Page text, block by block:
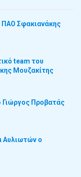
ΠΑΟ Σφακιανάκης
team του
Μουζακίτης
Γιώργος Προβατάς
Αυλιωτών ο